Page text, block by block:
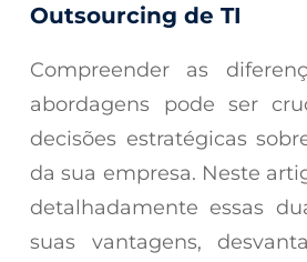
Outsourcing de TI
Compreender as
abordagens pode ser
decisões estratégicas
da sua empresa. Neste
detalhadamente essas
suas vantagens,